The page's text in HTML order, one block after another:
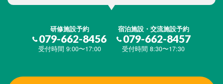
研修施設予約
079-662-8456
受付時間 9:00〜17:00
宿泊施設・交流施設予約
079-662-8457
受付時間 8:30〜17:30